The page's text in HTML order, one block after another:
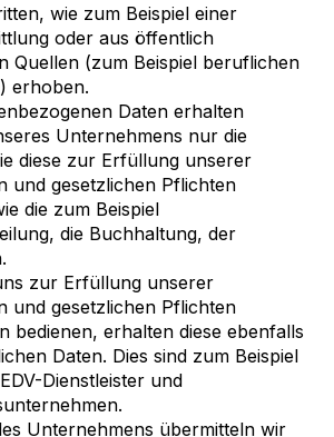
wie zum Beispiel einer
oder aus öffentlich
Quellen (zum Beispiel beruflichen
erhoben.
Daten erhalten
Unternehmens nur die
diese zur Erfüllung unserer
und gesetzlichen Pflichten
die zum Beispiel
die Buchhaltung, der
zur Erfüllung unserer
und gesetzlichen Pflichten
bedienen, erhalten diese ebenfalls
Daten. Dies sind zum Beispiel
EDV-Dienstleister und
Unternehmens übermitteln wir